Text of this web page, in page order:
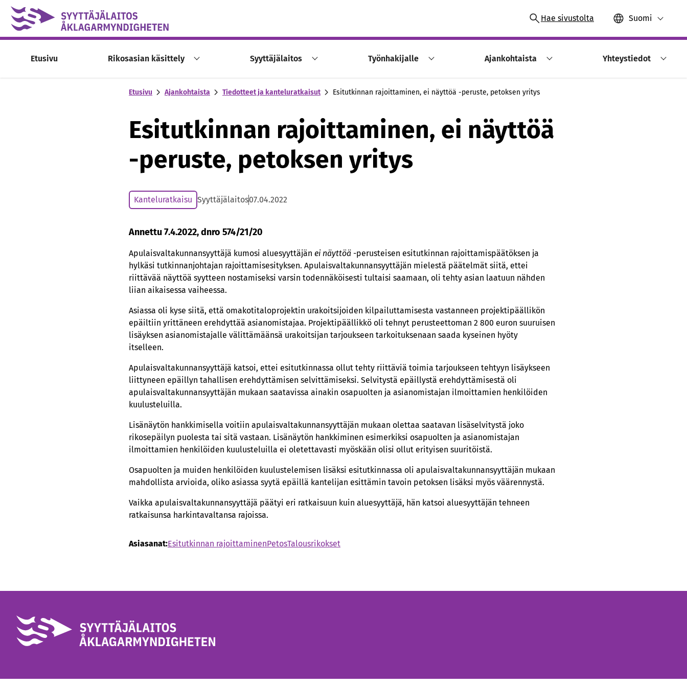
Skip to content -saavutettavuusohje
Hae sivustolta Suomi
Etusivu Rikosasian käsittely Syyttäjälaitos Työnhakijalle Ajankohtaista Yhteystiedot
Etusivu Ajankohtaista Tiedotteet ja kanteluratkaisut Esitutkinnan rajoittaminen, ei näyttöä -peruste, petoksen yritys
Esitutkinnan rajoittaminen, ei näyttöä
-peruste, petoksen yritys
Kanteluratkaisu Syyttäjälaitos07.04.2022
Annettu 7.4.2022, dnro 574/21/20
Apulaisvaltakunnansyyttäjä kumosi aluesyyttäjän ei näyttöä -perusteisen esitutkinnan rajoittamispäätöksen ja
hylkäsi tutkinnanjohtajan rajoittamisesityksen. Apulaisvaltakunnansyyttäjän mielestä päätelmät siitä, ettei
riittävää näyttöä syytteen nostamiseksi varsin todennäköisesti tultaisi saamaan, oli tehty asian laatuun nähden
liian aikaisessa vaiheessa.
Asiassa oli kyse siitä, että omakotitaloprojektin urakoitsijoiden kilpailuttamisesta vastanneen projektipäällikön
epäiltiin yrittäneen erehdyttää asianomistajaa. Projektipäällikkö oli tehnyt perusteettoman 2 800 euron suuruisen
lisäyksen asianomistajalle välittämäänsä urakoitsijan tarjoukseen tarkoituksenaan saada kyseinen hyöty
itselleen.
Apulaisvaltakunnansyyttäjä katsoi, ettei esitutkinnassa ollut tehty riittäviä toimia tarjoukseen tehtyyn lisäykseen
liittyneen epäillyn tahallisen erehdyttämisen selvittämiseksi. Selvitystä epäillystä erehdyttämisestä oli
apulaisvaltakunnansyyttäjän mukaan saatavissa ainakin osapuolten ja asianomistajan ilmoittamien henkilöiden
kuulusteluilla.
Lisänäytön hankkimisella voitiin apulaisvaltakunnansyyttäjän mukaan olettaa saatavan lisäselvitystä joko
rikosepäilyn puolesta tai sitä vastaan. Lisänäytön hankkiminen esimerkiksi osapuolten ja asianomistajan
ilmoittamien henkilöiden kuulusteluilla ei oletettavasti myöskään olisi ollut erityisen suuritöistä.
Osapuolten ja muiden henkilöiden kuulustelemisen lisäksi esitutkinnassa oli apulaisvaltakunnansyyttäjän mukaan
mahdollista arvioida, oliko asiassa syytä epäillä kantelijan esittämin tavoin petoksen lisäksi myös väärennystä.
Vaikka apulaisvaltakunnansyyttäjä päätyi eri ratkaisuun kuin aluesyyttäjä, hän katsoi aluesyyttäjän tehneen
ratkaisunsa harkintavaltansa rajoissa.​​​​​​​
Asiasanat:Esitutkinnan rajoittaminenPetosTalousrikokset